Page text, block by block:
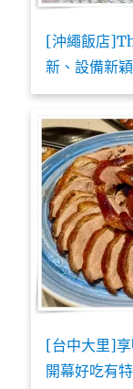
[沖繩飯店
新、設備新
[台中大里]
開幕好吃有